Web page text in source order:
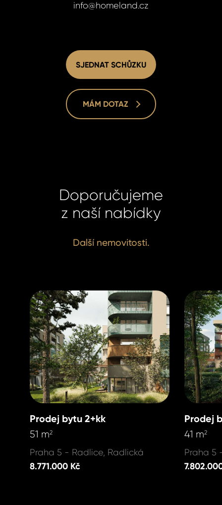
info@homeland.cz
SJEDNAT SCHŮZKU
MÁM DOTAZ
Doporučujeme
z naší nabídky
Další nemovitosti.
Prodej bytu 2+kk
51 m2
Praha 5 - Radlice, Radlická
8.771.000 Kč
Prodej
41 m2
Praha 5